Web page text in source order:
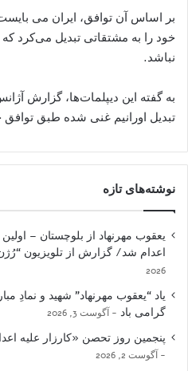
بر اساس آن توافق، ایران می
خود را به مشتقاتی تبدیل می‌کرد
نباشد.
به گفته این دیپلمات‌ها، گزارش
تبدیل اورانیم غنی شده طبق توافق
نوشته‌های تازه
یعقوب مهرنهاد از بلوچستان –
اعدام شد/ گزارش از تلویزیون
2026
یاد “یعقوب مهرنهاد” شهید و نمادِ
گرامی باد
آگوست 3, 2026
پنجمین روز تحصن «کارزار علیه
آگوست 2, 2026